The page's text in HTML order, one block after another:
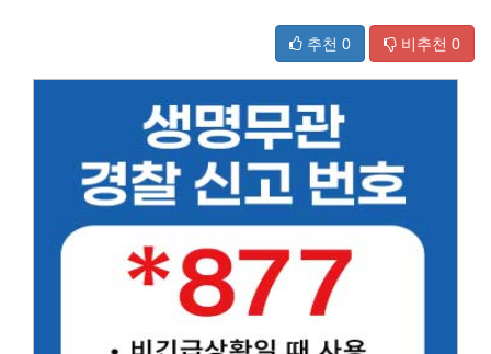
추천 0 비추천 0